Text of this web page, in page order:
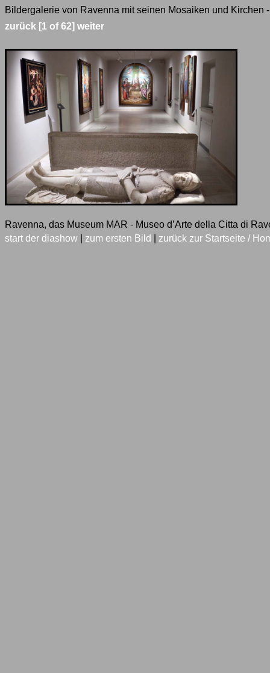
Bildergalerie von Ravenna mit seinen Mosaiken und Kirchen
zurück [1 of 62] weiter
Ravenna, das Museum MAR - Museo d’Arte della Citta di
start der diashow
zum ersten Bild zurück zur Startseite /